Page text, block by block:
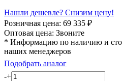
Нашли дешевле? Снизим цену!
Розничная цена: 69 335 ₽
Оптовая цена: Звоните
* Информацию по наличию и
наших менеджеров
Подобрать аналог
-+